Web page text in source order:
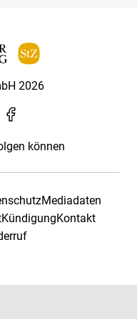
2026
können
Mediadaten
KündigungKontakt